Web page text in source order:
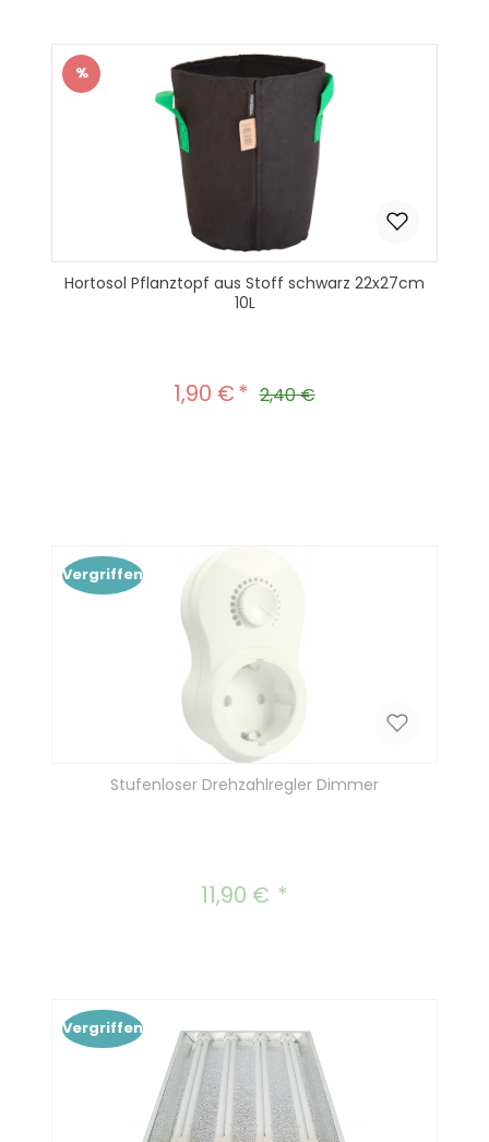
Rabatt
%
Hortosol Pflanztopf aus Stoff schwarz 22x27cm
10L
Verkaufspreis:
1,90 € Regulärer Preis:
2,40 €
Vergriffen
Stufenloser Drehzahlregler Dimmer
Regulärer Preis:
11,90 €
Vergriffen